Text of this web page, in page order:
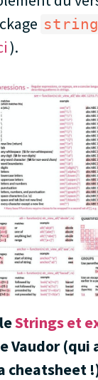
).
Strings et
Vaudor (qui
cheatsheet